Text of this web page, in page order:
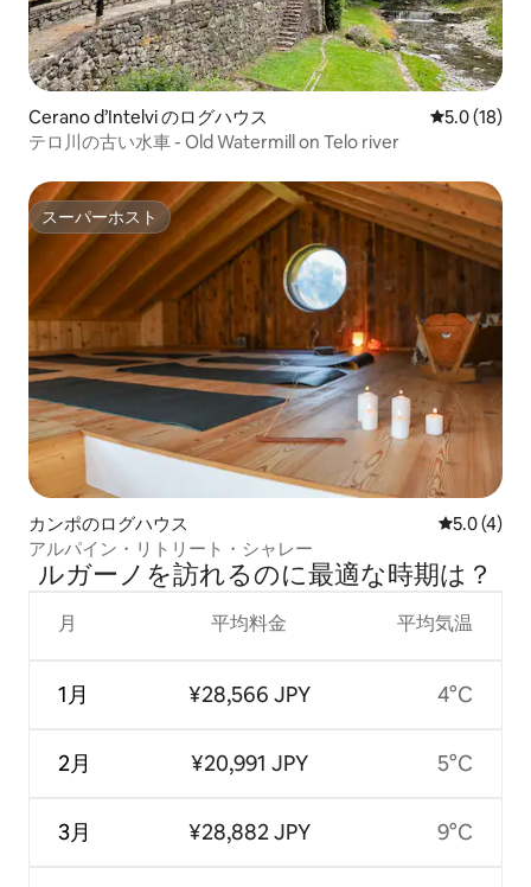
Cerano d’Intelvi のログハウス レビュー18
5.0 (18)
テロ川の古い水車 - Old Watermill on Telo river
スーパーホスト
スーパーホスト
カンポのログハウス レビュー4
5.0 (4)
アルパイン・リトリート・シャレー
ルガーノを訪⁠れ⁠るの⁠に最⁠適⁠な時⁠期⁠は⁠？
月
1月
2月
3月
平均料金
¥28,566 JPY
¥20,991 JPY
¥28,882 JPY
平均気温
4°C
5°C
9°C